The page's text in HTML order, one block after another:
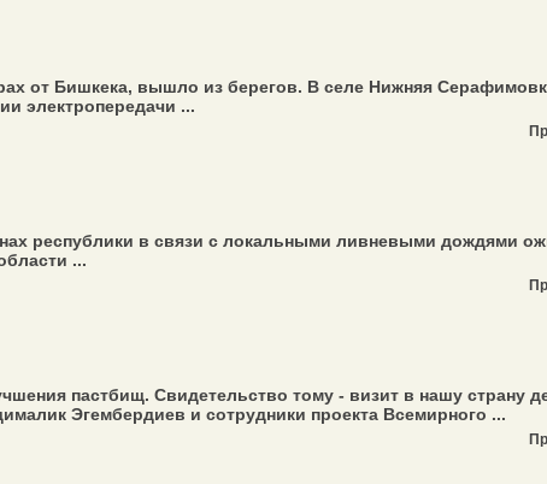
от Бишкека, вышло из берегов. В селе Нижняя
электропередачи ...
республики в связи с локальными ливневыми дождями
...
пастбищ. Свидетельство тому - визит в нашу страну
Эгембердиев и сотрудники проекта Всемирного ...